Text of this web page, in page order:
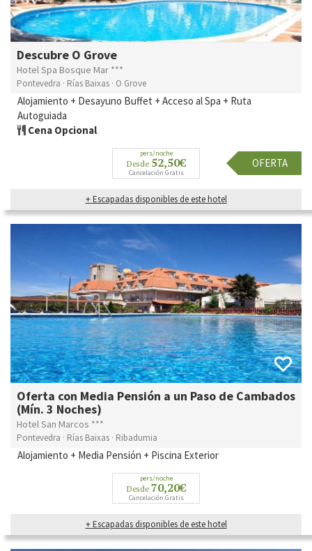
Descubre O Grove
Hotel Spa Bosque Mar ***
Pontevedra · Rías Baixas · O Grove
Alojamiento + Desayuno Buffet + Acceso al Spa + Ruta
Autoguiada
Cena Opcional
pers/noche
Desde 52,50€
Cancelación Gratis
OFERTA
+ Escapadas disponibles de este hotel
Oferta con Media Pensión a un Paso de Cambados
(Mín. 3 Noches)
Hotel San Marcos ***
Pontevedra · Rías Baixas · Ribadumia
Alojamiento + Media Pensión + Piscina Exterior
pers/noche
Desde 70,20€
Cancelación Gratis
+ Escapadas disponibles de este hotel